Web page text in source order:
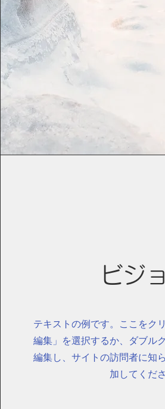
ビジ
テキストの例です。ここをク
編集」を選択するか、ダブル
編集し、サイトの訪問者に知
加してくださ